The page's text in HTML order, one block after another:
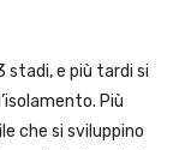
stadi, e più tardi si
Più
che si sviluppino